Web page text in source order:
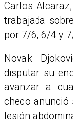
Carlos
trabajada
por 7/6, 6/4 y
Novak
disputar su
avanzar a
checo anunció
lesión